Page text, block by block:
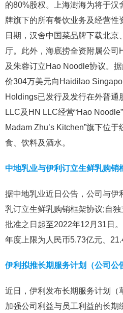
的80%股权。上海澍海为将于汉
牌旗下的所有餐饮业务及经营性
日期，汉舍中国菜品牌下载北京
厅。此外，海底捞全资附属公
及朱蓉订立Hao Noodle协议。
价304万美元向Haidilao
Holdings已发行及发行在外普通
LLC及HN LLC经营“Hao
Madam Zhu’s Kitchen”旗下位
食、饮料及酒水。
中地乳业与伊利订立生鲜乳购销
据中地乳业近日公告，公司与伊
乳订立生鲜乳购销框架协议;自
批准之日起至2022年12月31日
年度上限为人民币5.73亿元、
伊利拟推长期服务计划（公司公
近日，伊利发布长期服务计划（
加强公司利益与员工利益的长期